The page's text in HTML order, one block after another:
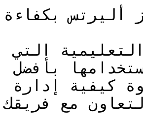
أليرتس بكفاءة
استكشف مجموعتنا من الفيديوهات التعليمية التي
مع فريقك.